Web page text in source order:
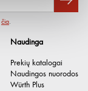
Naudinga
Prekių katalogai
Naudingos nuorodos
Würth Plus
čia.